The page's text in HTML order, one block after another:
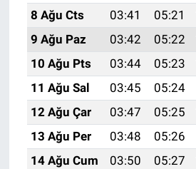
8 Ağu Cts
03:41 05:21
9 Ağu Paz
03:42 05:22
10 Ağu Pts
03:44 05:23
11 Ağu Sal
03:45 05:24
12 Ağu Çar
03:47 05:25
13 Ağu Per
03:48 05:26
14 Ağu Cum
03:50 05:27